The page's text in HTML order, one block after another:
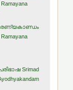
ആരണ്യകാണ്ഡം
Srimad